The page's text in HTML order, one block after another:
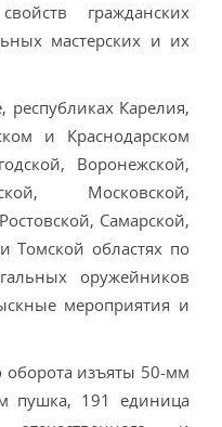
гражданских
мастерских и их
республиках Карелия,
и Краснодарском
Воронежской,
Московской,
Самарской,
Томской областях по
оружейников
мероприятия и
оборота изъяты 50-мм
пушка, 191 единица